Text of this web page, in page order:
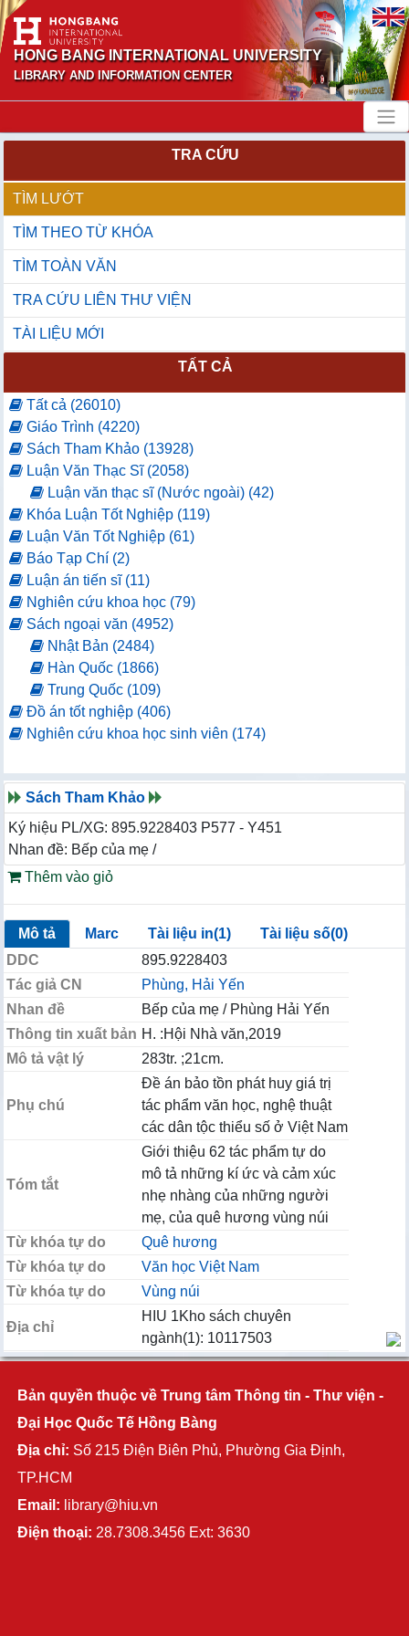
HONG BANG INTERNATIONAL UNIVERSITY
LIBRARY AND INFORMATION CENTER
TRA CỨU
TÌM LƯỚT
TÌM THEO TỪ KHÓA
TÌM TOÀN VĂN
TRA CỨU LIÊN THƯ VIỆN
TÀI LIỆU MỚI
TẤT CẢ
Tất cả (26010)
Giáo Trình (4220)
Sách Tham Khảo (13928)
Luận Văn Thạc Sĩ (2058)
Luận văn thạc sĩ (Nước ngoài) (42)
Khóa Luận Tốt Nghiệp (119)
Luận Văn Tốt Nghiệp (61)
Báo Tạp Chí (2)
Luận án tiến sĩ (11)
Nghiên cứu khoa học (79)
Sách ngoại văn (4952)
Nhật Bản (2484)
Hàn Quốc (1866)
Trung Quốc (109)
Đồ án tốt nghiệp (406)
Nghiên cứu khoa học sinh viên (174)
Sách Tham Khảo
Ký hiệu PL/XG: 895.9228403 P577 - Y451
Nhan đề: Bếp của mẹ /
Thêm vào giỏ
Mô tả Marc Tài liệu in(1)
Tài liệu số(0)
DDC
895.9228403
Tác giả CN
Phùng, Hải Yến
Nhan đề
Bếp của mẹ / Phùng Hải Yến
Thông tin xuất bản H. :Hội Nhà văn,2019
Mô tả vật lý
283tr. ;21cm.
Phụ chú
Đề án bảo tồn phát huy giá trị
tác phẩm văn học, nghệ thuật
các dân tộc thiểu số ở Việt Nam
Tóm tắt
Giới thiệu 62 tác phẩm tự do
mô tả những kí ức và cảm xúc
nhẹ nhàng của những người
mẹ, của quê hương vùng núi
Từ khóa tự do
Quê hương
Từ khóa tự do
Văn học Việt Nam
Từ khóa tự do
Vùng núi
Địa chỉ
HIU 1Kho sách chuyên
ngành(1): 10117503
Bản quyền thuộc về Trung tâm Thông tin - Thư viện -
Đại Học Quốc Tế Hồng Bàng
Địa chỉ: Số 215 Điện Biên Phủ, Phường Gia Định,
TP.HCM
Email: library@hiu.vn
Điện thoại: 28.7308.3456 Ext: 3630